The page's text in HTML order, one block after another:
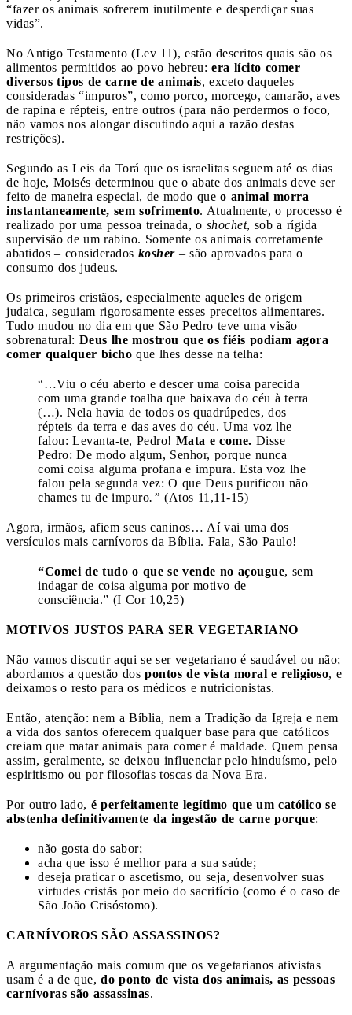
“fazer os animais sofrerem inutilmente e desperdiçar suas
vidas”.
No Antigo Testamento (Lev 11), estão descritos quais são os
alimentos permitidos ao povo hebreu: era lícito comer
diversos tipos de carne de animais, exceto daqueles
consideradas “impuros”, como porco, morcego, camarão, aves
de rapina e répteis, entre outros (para não perdermos o foco,
não vamos nos alongar discutindo aqui a razão destas
restrições).
Segundo as Leis da Torá que os israelitas seguem até os dias
de hoje, Moisés determinou que o abate dos animais deve ser
feito de maneira especial, de modo que o animal morra
instantaneamente, sem sofrimento. Atualmente, o processo é
realizado por uma pessoa treinada, o shochet, sob a rígida
supervisão de um rabino. Somente os animais corretamente
abatidos – considerados kosher – são aprovados para o
consumo dos judeus.
Os primeiros cristãos, especialmente aqueles de origem
judaica, seguiam rigorosamente esses preceitos alimentares.
Tudo mudou no dia em que São Pedro teve uma visão
sobrenatural: Deus lhe mostrou que os fiéis podiam agora
comer qualquer bicho que lhes desse na telha:
“…Viu o céu aberto e descer uma coisa parecida
com uma grande toalha que baixava do céu à terra
(…). Nela havia de todos os quadrúpedes, dos
répteis da terra e das aves do céu. Uma voz lhe
falou: Levanta-te, Pedro! Mata e come. Disse
Pedro: De modo algum, Senhor, porque nunca
comi coisa alguma profana e impura. Esta voz lhe
falou pela segunda vez: O que Deus purificou não
chames tu de impuro.” (Atos 11,11-15)
Agora, irmãos, afiem seus caninos… Aí vai uma dos
versículos mais carnívoros da Bíblia. Fala, São Paulo!
“Comei de tudo o que se vende no açougue, sem
indagar de coisa alguma por motivo de
consciência.” (I Cor 10,25)
MOTIVOS JUSTOS PARA SER VEGETARIANO
Não vamos discutir aqui se ser vegetariano é saudável ou não;
abordamos a questão dos pontos de vista moral e religioso, e
deixamos o resto para os médicos e nutricionistas.
Então, atenção: nem a Bíblia, nem a Tradição da Igreja e nem
a vida dos santos oferecem qualquer base para que católicos
creiam que matar animais para comer é maldade. Quem pensa
assim, geralmente, se deixou influenciar pelo hinduísmo, pelo
espiritismo ou por filosofias toscas da Nova Era.
Por outro lado, é perfeitamente legítimo que um católico se
abstenha definitivamente da ingestão de carne porque:
não gosta do sabor;
acha que isso é melhor para a sua saúde;
deseja praticar o ascetismo, ou seja, desenvolver suas
virtudes cristãs por meio do sacrifício (como é o caso de
São João Crisóstomo).
CARNÍVOROS SÃO ASSASSINOS?
A argumentação mais comum que os vegetarianos ativistas
usam é a de que, do ponto de vista dos animais, as pessoas
carnívoras são assassinas.